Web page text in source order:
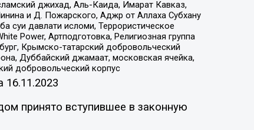
джихад, Аль-Каида, Имарат Кавказ,
и Д. Пожарского, Аджр от Аллаха Субхану
суи давлати исломи, Террористическое
Power, Артподготовка, Религиозная группа
Крымско-татарский добровольческий
Дуббайский джамаат, московская ячейка,
добровольческий корпус
16.11.2023
принято вступившее в законную